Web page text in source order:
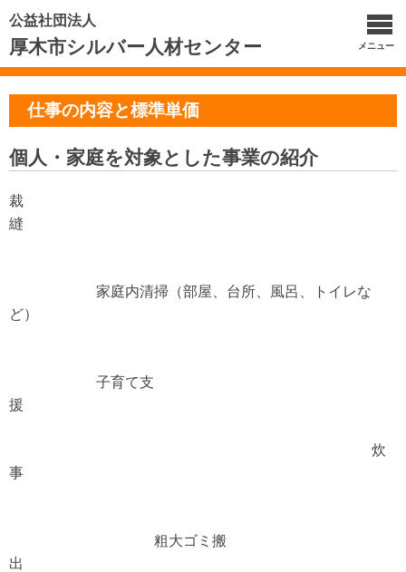
公益社団法人
厚木市シルバー人材センター メニュー
仕事の内容と標準単価
個人・家庭を対象とした事業の紹介
裁
縫
家庭内清掃（部屋、台所、風呂、トイレな
ど）
子育て支
援
炊
事
粗大ゴミ搬
出